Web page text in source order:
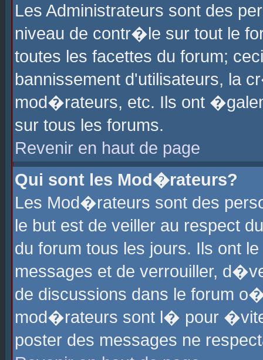
Les Administrateurs sont des
niveau de contr�le sur tout le
toutes les facettes du forum;
bannissement d'utilisateurs, la
mod�rateurs, etc. Ils ont
sur tous les forums.
Revenir en haut de page
Qui sont les Mod�rateurs?
Les Mod�rateurs sont des
le but est de veiller au respect
du forum tous les jours. Ils ont
messages et de verrouiller,
de discussions dans le forum
mod�rateurs sont l� pour
poster des messages ne